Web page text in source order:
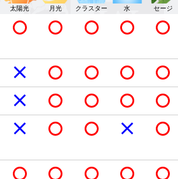
太陽光 月光 クラスター 水 セージ